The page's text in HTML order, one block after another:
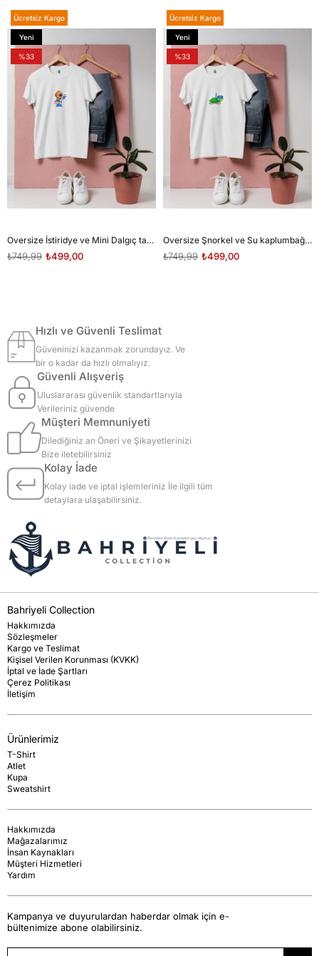
Oversize İstiridye ve Mini Dalgıç tasarım unisex T-shirt
₺499,00
₺749,99
Ücretsiz Kargo
Yeni
Ürün
%33
Oversize Şnorkel ve Su kaplumbağası tasarım unisex T-shirt
₺499,00
₺749,99
Ücretsiz Kargo
Yeni
Ürün
%33
Hızlı ve Güvenli Teslimat
Güveninizi kazanmak zorundayız. Ve
bir o kadar da hızlı olmalıyız.
Güvenli Alışveriş
Uluslararası güvenlik standartlarıyla
Verileriniz güvende
Müşteri Memnuniyeti
Dilediğiniz an Öneri ve Şikayetlerinizi
Bize iletebilirsiniz
Kolay İade
Kolay iade ve iptal işlemleriniz İle ilgili tüm
detaylara ulaşabilirsiniz.
Bahriyeli Collection
Hakkımızda
Sözleşmeler
Kargo ve Teslimat
Kişisel Verilen Korunması (KVKK)
İptal ve İade Şartları
Çerez Politikası
İletişim
Ürünlerimiz
T-Shirt
Atlet
Kupa
Sweatshirt
Hakkımızda
Mağazalarımız
İnsan Kaynakları
Müşteri Hizmetleri
Yardım
Kampanya ve duyurulardan haberdar olmak için e-
bültenimize abone olabilirsiniz.